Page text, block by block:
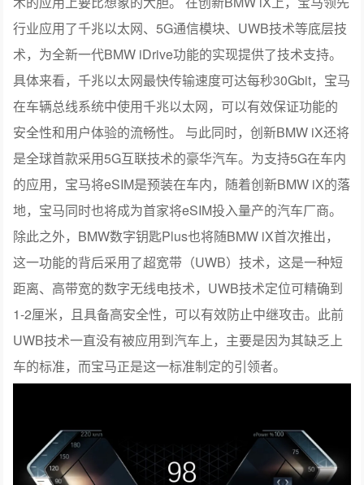
行业应用了千兆以太网、5G通信模块、UWB技术等底层技
术，为全新一代BMW iDrive功能的实现提供了技术支持。
具体来看，千兆以太网最快传输速度可达每秒30Gbit，宝马
在车辆总线系统中使用千兆以太网，可以有效保证功能的
安全性和用户体验的流畅性。 与此同时，创新BMW iX还将
是全球首款采用5G互联技术的豪华汽车。为支持5G在车内
的应用，宝马将eSIM是预装在车内，随着创新BMW iX的落
地，宝马同时也将成为首家将eSIM投入量产的汽车厂商。
除此之外，BMW数字钥匙Plus也将随BMW iX首次推出，
这一功能的背后采用了超宽带（UWB）技术，这是一种短
距离、高带宽的数字无线电技术，UWB技术定位可精确到
1-2厘米，且具备高安全性，可以有效防止中继攻击。此前
UWB技术一直没有被应用到汽车上，主要是因为其缺乏上
车的标准，而宝马正是这一标准制定的引领者。